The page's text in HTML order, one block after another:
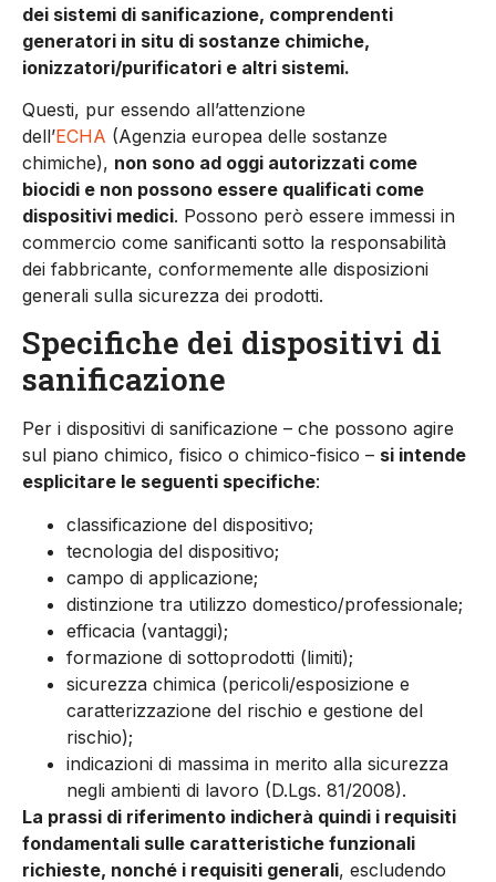
dei sistemi di sanificazione, comprendenti
generatori in situ di sostanze chimiche,
ionizzatori/purificatori e altri sistemi.
Questi, pur essendo all’attenzione
dell’ECHA (Agenzia europea delle sostanze
chimiche), non sono ad oggi autorizzati come
biocidi e non possono essere qualificati come
dispositivi medici. Possono però essere immessi in
commercio come sanificanti sotto la responsabilità
dei fabbricante, conformemente alle disposizioni
generali sulla sicurezza dei prodotti.
Specifiche dei dispositivi di
sanificazione
Per i dispositivi di sanificazione – che possono agire
sul piano chimico, fisico o chimico-fisico – si intende
esplicitare le seguenti specifiche:
classificazione del dispositivo;
tecnologia del dispositivo;
campo di applicazione;
distinzione tra utilizzo domestico/professionale;
efficacia (vantaggi);
formazione di sottoprodotti (limiti);
sicurezza chimica (pericoli/esposizione e
caratterizzazione del rischio e gestione del
rischio);
indicazioni di massima in merito alla sicurezza
negli ambienti di lavoro (D.Lgs. 81/2008).
La prassi di riferimento indicherà quindi i requisiti
fondamentali sulle caratteristiche funzionali
richieste, nonché i requisiti generali, escludendo